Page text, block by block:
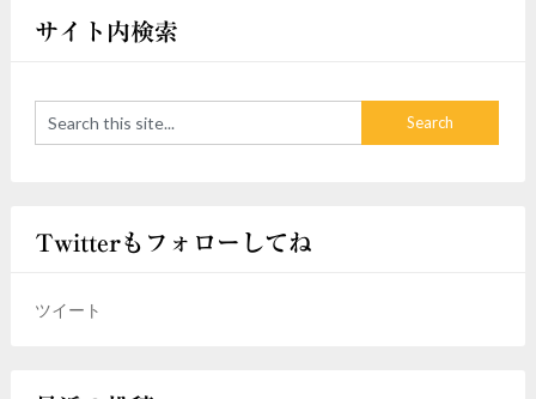
サイト内検索
Twitterもフォローしてね
ツイート